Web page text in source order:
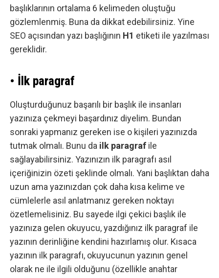
başlıklarının ortalama 6 kelimeden oluştuğu
gözlemlenmiş. Buna da dikkat edebilirsiniz. Yine
SEO açısından yazı başlığının H1 etiketi ile yazılması
gereklidir.
• İlk paragraf
Oluşturduğunuz başarılı bir başlık ile insanları
yazınıza çekmeyi başardınız diyelim. Bundan
sonraki yapmanız gereken ise o kişileri yazınızda
tutmak olmalı. Bunu da ilk paragraf ile
sağlayabilirsiniz. Yazınızın ilk paragrafı asıl
içeriğinizin özeti şeklinde olmalı. Yani başlıktan daha
uzun ama yazınızdan çok daha kısa kelime ve
cümlelerle asıl anlatmanız gereken noktayı
özetlemelisiniz. Bu sayede ilgi çekici başlık ile
yazınıza gelen okuyucu, yazdığınız ilk paragraf ile
yazının derinliğine kendini hazırlamış olur. Kısaca
yazının ilk paragrafı, okuyucunun yazının genel
olarak ne ile ilgili olduğunu (özellikle anahtar